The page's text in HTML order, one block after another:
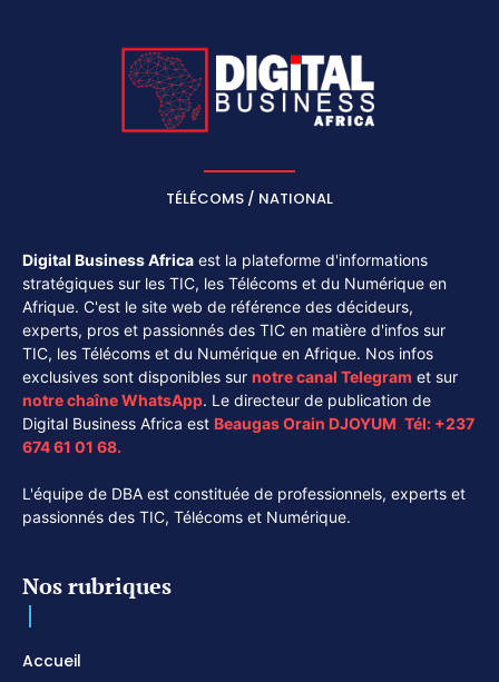
TÉLÉCOMS / NATIONAL
Digital Business Africa est la plateforme d'informations
stratégiques sur les TIC, les Télécoms et du Numérique en
Afrique. C'est le site web de référence des décideurs,
experts, pros et passionnés des TIC en matière d'infos sur
TIC, les Télécoms et du Numérique en Afrique. Nos infos
exclusives sont disponibles sur notre canal Telegram et sur
notre chaîneWhatsApp. Le directeur de publication de
Digital Business Africa est Beaugas Orain DJOYUM. Tél: +237
674 61 01 68.
L'équipe de DBA est constituée de professionnels, experts et
passionnés des TIC, Télécoms et Numérique.
Nos rubriques
Accueil